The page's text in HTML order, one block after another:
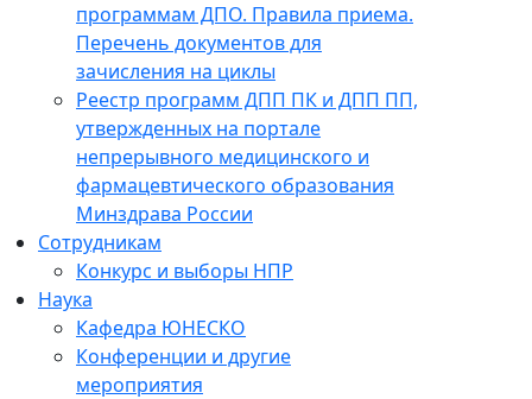
программам ДПО. Правила приема.
Перечень документов для
зачисления на циклы
Реестр программ ДПП ПК и ДПП ПП,
утвержденных на портале
непрерывного медицинского и
фармацевтического образования
Минздрава России
Сотрудникам
Конкурс и выборы НПР
Наука
Кафедра ЮНЕСКО
Конференции и другие
мероприятия